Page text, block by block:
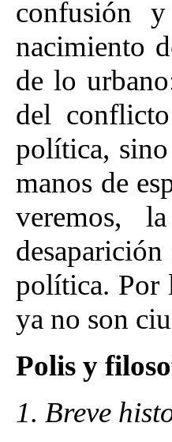
confusión
nacimiento
de lo
del
política,
manos de
veremos,
política. Por
ya no son
Polis y
1. Breve